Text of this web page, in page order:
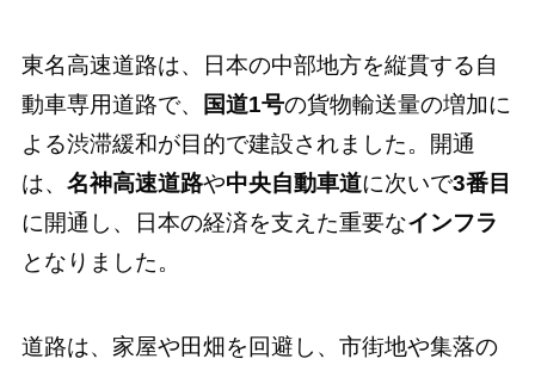
東名高速道路は、日本の中部地方を縦貫する自
動車専用道路で、
国道1号の貨物輸送量の増加に
よる渋滞緩和が目的で建設されました。開通
は、 名神高速道路や中央自動車道に次いで3番目
に開通し、日本の経済を支えた重要なインフラ
となりました。
道路は、家屋や田畑を回避し、市街地や集落の